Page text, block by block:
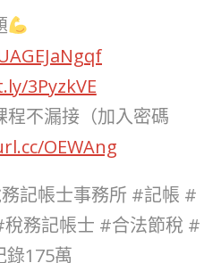
3PyzkVE
程不漏接（加入密碼
OEWAng
記帳士事務所 #記帳 #
務記帳士 #合法節稅 #
錄175萬